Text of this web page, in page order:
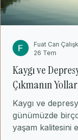
Kaygı ve
Çıkmanın
26 Tem